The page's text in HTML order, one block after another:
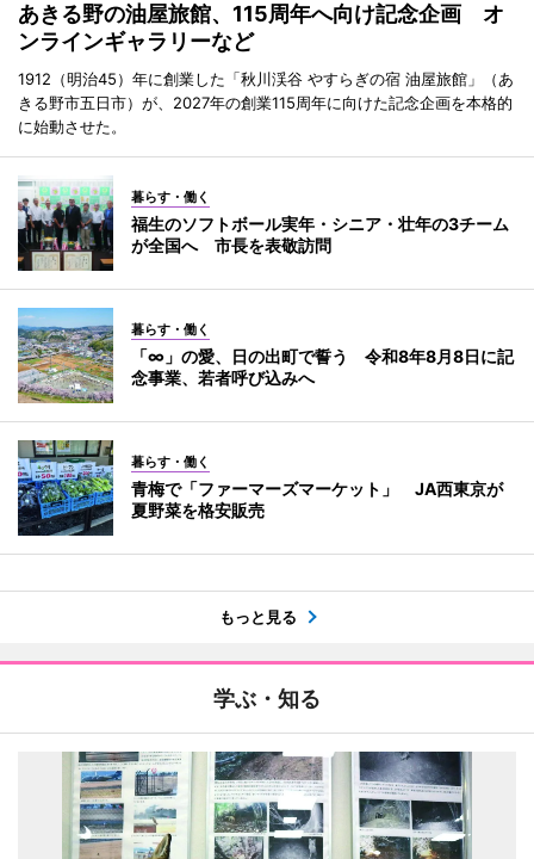
あきる野の油屋旅館、115周年へ向け記念企画 オ
ンラインギャラリーなど
1912（明治45）年に創業した「秋川渓谷 やすらぎの宿 油屋旅館」（あ
きる野市五日市）が、2027年の創業115周年に向けた記念企画を本格的
に始動させた。
暮らす・働く
福生のソフトボール実年・シニア・壮年の3チーム
が全国へ 市長を表敬訪問
暮らす・働く
「∞」の愛、日の出町で誓う 令和8年8月8日に記
念事業、若者呼び込みへ
暮らす・働く
青梅で「ファーマーズマーケット」 JA西東京が
夏野菜を格安販売
もっと見る
学ぶ・知る